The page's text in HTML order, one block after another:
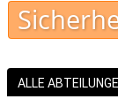
ALLE